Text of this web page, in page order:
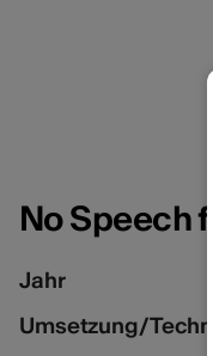
No Speech
Jahr
Umsetzung/